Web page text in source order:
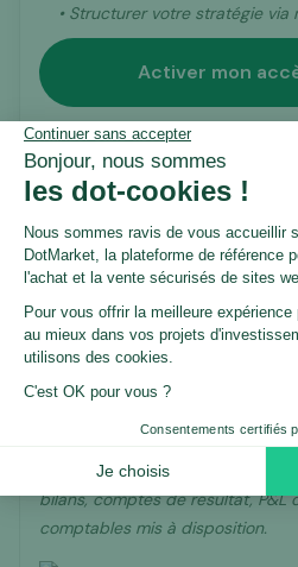
• Structurer votre stratégie
Activer mon
Certification
Avant publication, il a fait
de vérification structuré
portant notamment sur les
Les performances
Chiffre d’affaires, charges et
bilans, comptes de résultat, P&L
comptables mis à disposition.